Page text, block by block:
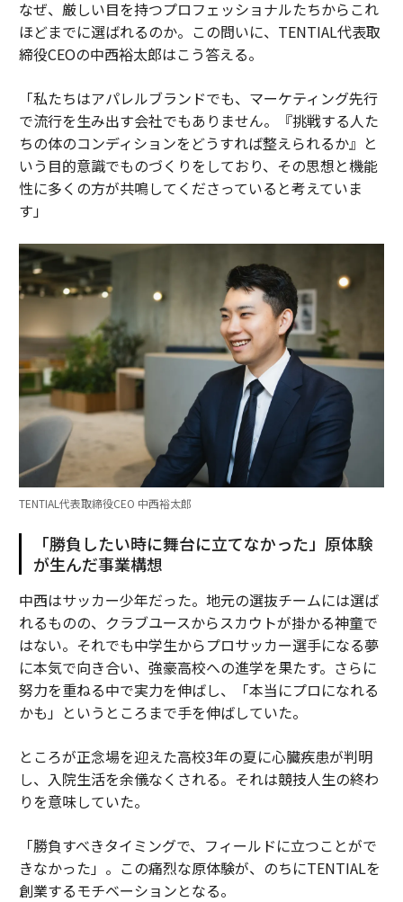
なぜ、厳しい目を持つプロフェッショナルたちからこれ
ほどまでに選ばれるのか。この問いに、TENTIAL代表取
締役CEOの中西裕太郎はこう答える。
「私たちはアパレルブランドでも、マーケティング先行
で流行を生み出す会社でもありません。『挑戦する人た
ちの体のコンディションをどうすれば整えられるか』と
いう目的意識でものづくりをしており、その思想と機能
性に多くの方が共鳴してくださっていると考えていま
す」
TENTIAL代表取締役CEO 中西裕太郎
「勝負したい時に舞台に立てなかった」原体験
が生んだ事業構想
中西はサッカー少年だった。地元の選抜チームには選ば
れるものの、クラブユースからスカウトが掛かる神童で
はない。それでも中学生からプロサッカー選手になる夢
に本気で向き合い、強豪高校への進学を果たす。さらに
努力を重ねる中で実力を伸ばし、「本当にプロになれる
かも」というところまで手を伸ばしていた。
ところが正念場を迎えた高校3年の夏に心臓疾患が判明
し、入院生活を余儀なくされる。それは競技人生の終わ
りを意味していた。
「勝負すべきタイミングで、フィールドに立つことがで
きなかった」。この痛烈な原体験が、のちにTENTIALを
創業するモチベーションとなる。